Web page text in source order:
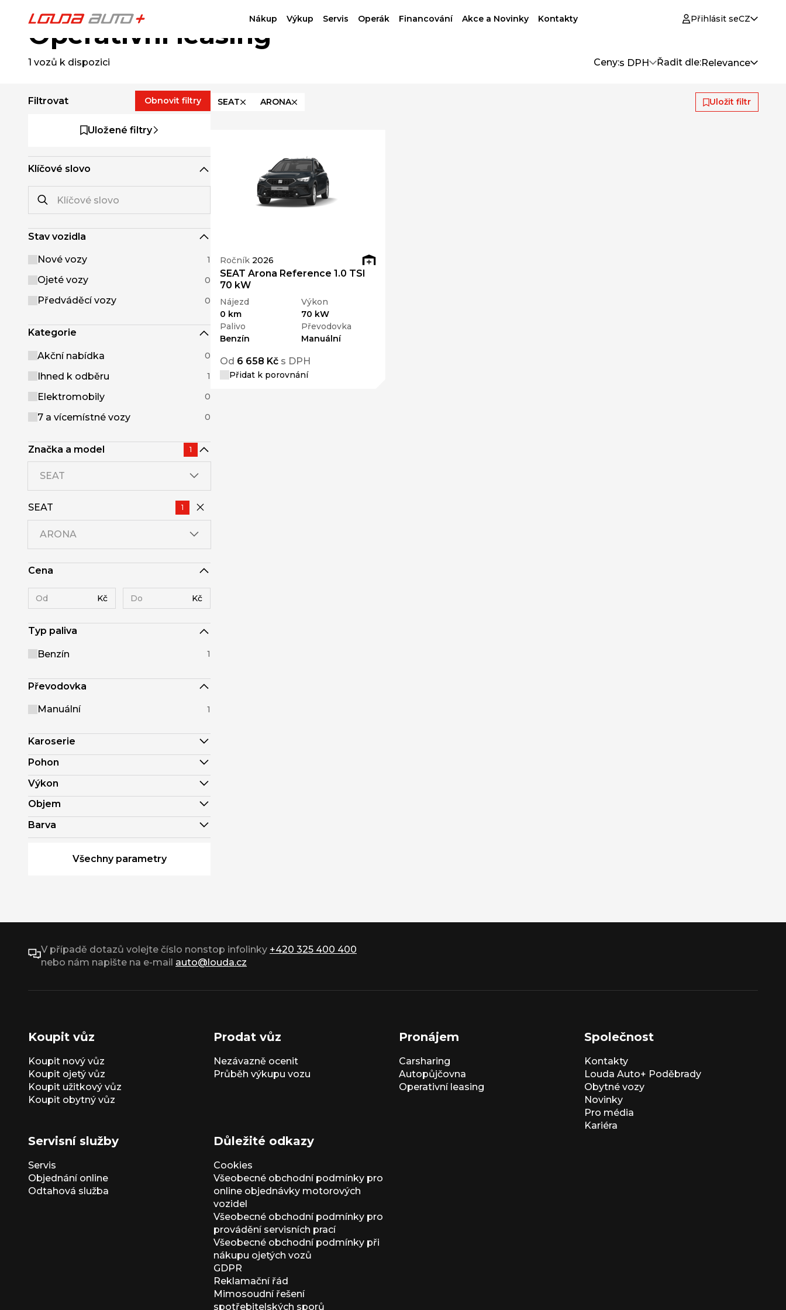
Nákup Výkup Servis Operák Financování Akce a Novinky Kontakty Přihlásit seCZ
Operativní leasing
1 vozů k dispozici Ceny:s DPH Řadit dle:Relevance
Filtrovat Obnovit filtry
Uložené filtry
Klíčové slovo
Stav vozidla
Nové vozy 1
Ojeté vozy 0
Předváděcí vozy 0
Kategorie
Akční nabídka 0
Ihned k odběru 1
Elektromobily 0
7 a vícemístné vozy 0
Značka a model 1
SEAT
SEAT 1
ARONA
Cena
Kč Kč
Typ paliva
Benzín 1
Převodovka
Manuální 1
Karoserie
Pohon
Výkon
Objem
Barva
Všechny parametry
SEAT ARONA Uložit filtr
Ročník 2026
SEAT Arona Reference 1.0 TSI
70 kW
Nájezd
0 km
Výkon
70 kW
Palivo
Benzín
Převodovka
Manuální
Od 6 658 Kč s DPH
Přidat k porovnání
V případě dotazů volejte číslo nonstop infolinky +420 325 400 400
nebo nám napište na e-mail auto@louda.cz
Koupit vůz
Koupit nový vůz
Koupit ojetý vůz
Koupit užitkový vůz
Koupit obytný vůz
Prodat vůz
Nezávazně ocenit
Průběh výkupu vozu
Pronájem
Carsharing
Autopůjčovna
Operativní leasing
Společnost
Kontakty
Louda Auto+ Poděbrady
Obytné vozy
Novinky
Pro média
Kariéra
Servisní služby
Servis
Objednání online
Odtahová služba
Důležité odkazy
Cookies
Všeobecné obchodní podmínky pro
online objednávky motorových
vozidel
Všeobecné obchodní podmínky pro
provádění servisních prací
Všeobecné obchodní podmínky při
nákupu ojetých vozů
GDPR
Reklamační řád
Mimosoudní řešení
spotřebitelských sporů